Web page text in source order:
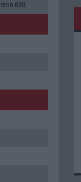
830